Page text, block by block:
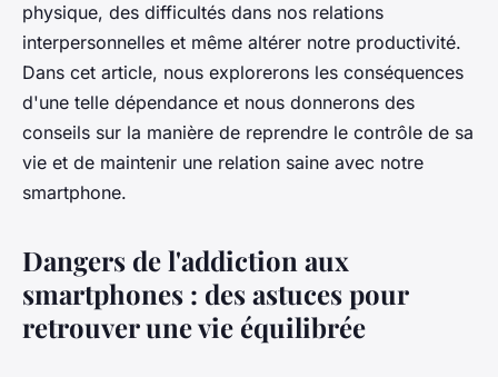
physique, des difficultés dans nos relations
interpersonnelles et même altérer notre productivité.
Dans cet article, nous explorerons les conséquences
d'une telle dépendance et nous donnerons des
conseils sur la manière de reprendre le contrôle de sa
vie et de maintenir une relation saine avec notre
smartphone.
Dangers de l'addiction aux
smartphones : des astuces pour
retrouver une vie équilibrée